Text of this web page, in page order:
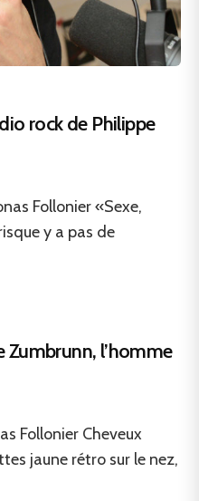
rock de Philippe
Follonier «Sexe,
y a pas de
Zumbrunn, l’homme
Follonier Cheveux
jaune rétro sur le nez,